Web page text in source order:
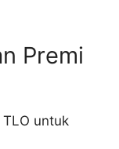
Premi
untuk